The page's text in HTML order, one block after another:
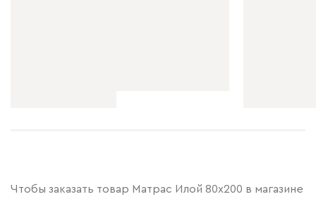
Чтобы заказать товар Матрас Илой 80x200 в магазине